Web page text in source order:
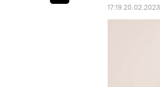
17:19 20.02.2023